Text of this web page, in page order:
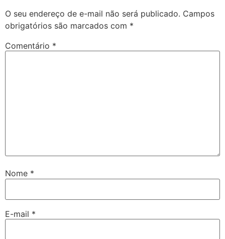
O seu endereço de e-mail não será publicado. Campos
obrigatórios são marcados com *
Comentário *
Nome *
E-mail *